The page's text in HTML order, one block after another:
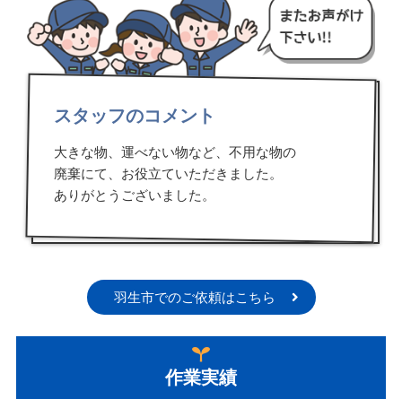
スタッフのコメント
大きな物、運べない物など、不用な物の
廃棄にて、お役立ていただきました。
ありがとうございました。
羽生市でのご依頼はこちら
作業実績